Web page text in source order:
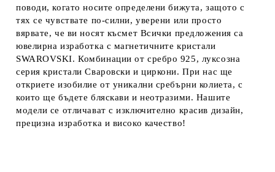
поводи, когато носите определени бижута, защото с
тях се чувствате по-силни, уверени или просто
вярвате, че ви носят късмет Всички предложения са
ювелирна изработка с магнетичните кристали
SWAROVSKI. Комбинации от сребро 925, луксозна
серия кристали Сваровски и циркони. При нас ще
откриете изобилие от уникални сребърни колиета, с
които ще бъдете бляскави и неотразими. Нашите
модели се отличават с изключително красив дизайн,
прецизна изработка и високо качество!